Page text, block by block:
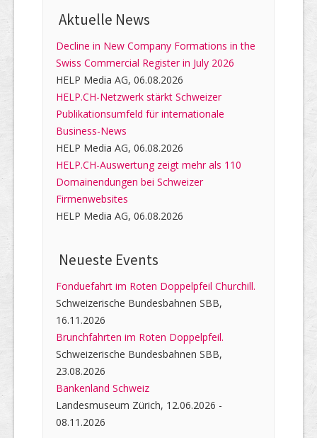
Aktuelle News
Decline in New Company Formations in the
Swiss Commercial Register in July 2026
HELP Media AG, 06.08.2026
HELP.CH-Netzwerk stärkt Schweizer
Publikationsumfeld für internationale
Business-News
HELP Media AG, 06.08.2026
HELP.CH-Auswertung zeigt mehr als 110
Domainendungen bei Schweizer
Firmenwebsites
HELP Media AG, 06.08.2026
Neueste Events
Fonduefahrt im Roten Doppelpfeil Churchill.
Schweizerische Bundesbahnen SBB,
16.11.2026
Brunchfahrten im Roten Doppelpfeil.
Schweizerische Bundesbahnen SBB,
23.08.2026
Bankenland Schweiz
Landesmuseum Zürich, 12.06.2026 -
08.11.2026